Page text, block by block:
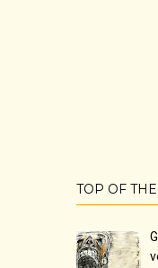
TOP OF